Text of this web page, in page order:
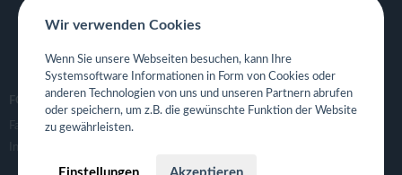
Eigene App für Restaurant
FOLGE UNS
Facebook
Instagram
Wir verwenden Cookies
Wenn Sie unsere Webseiten besuchen, kann Ihre
Systemsoftware Informationen in Form von Cookies oder
anderen Technologien von uns und unseren Partnern abrufen
oder speichern, um z.B. die gewünschte Funktion der Website
zu gewährleisten.